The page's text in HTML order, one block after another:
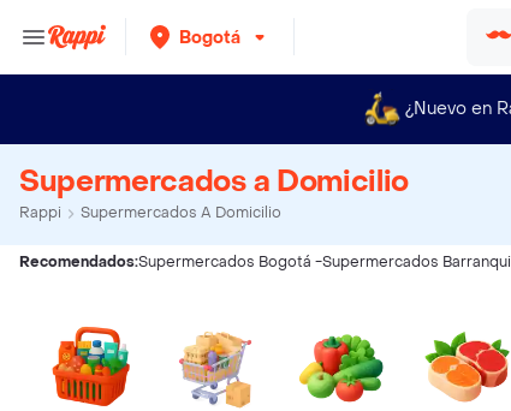
Bogotá
¿Nuevo en
Supermercados a Domicilio
Rappi Supermercados A Domicilio
Recomendados:Supermercados Bogotá -Supermercados